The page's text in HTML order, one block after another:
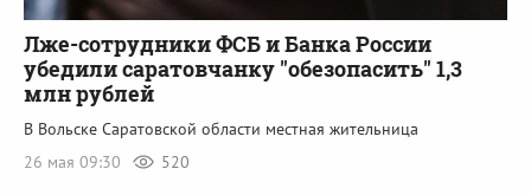
Лже-сотрудники ФСБ и Банка России
убедили саратовчанку "обезопасить" 1,3
млн рублей
В Вольске Саратовской области местная жительница
26 мая 09:30
520